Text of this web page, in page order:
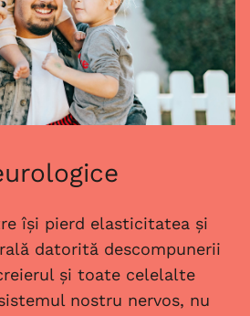
își pierd elasticitatea și
datorită descompunerii
și toate celelalte
nostru nervos, nu